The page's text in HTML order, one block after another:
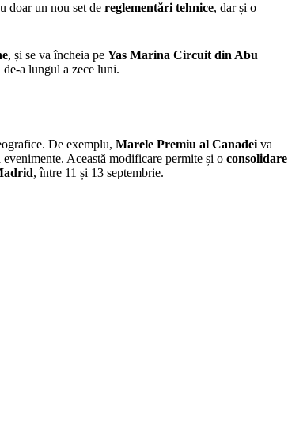
doar un nou set de reglementări tehnice, dar și o
, și se va încheia pe Yas Marina Circuit din Abu
de-a lungul a zece luni.
De exemplu, Marele Premiu al Canadei va
Această modificare permite și o consolidare
, între 11 și 13 septembrie.